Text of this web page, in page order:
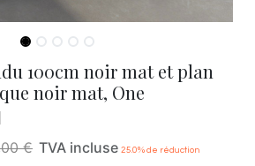
100cm noir mat et plan
noir mat, One
€ TVA incluse 25.0% de réduction